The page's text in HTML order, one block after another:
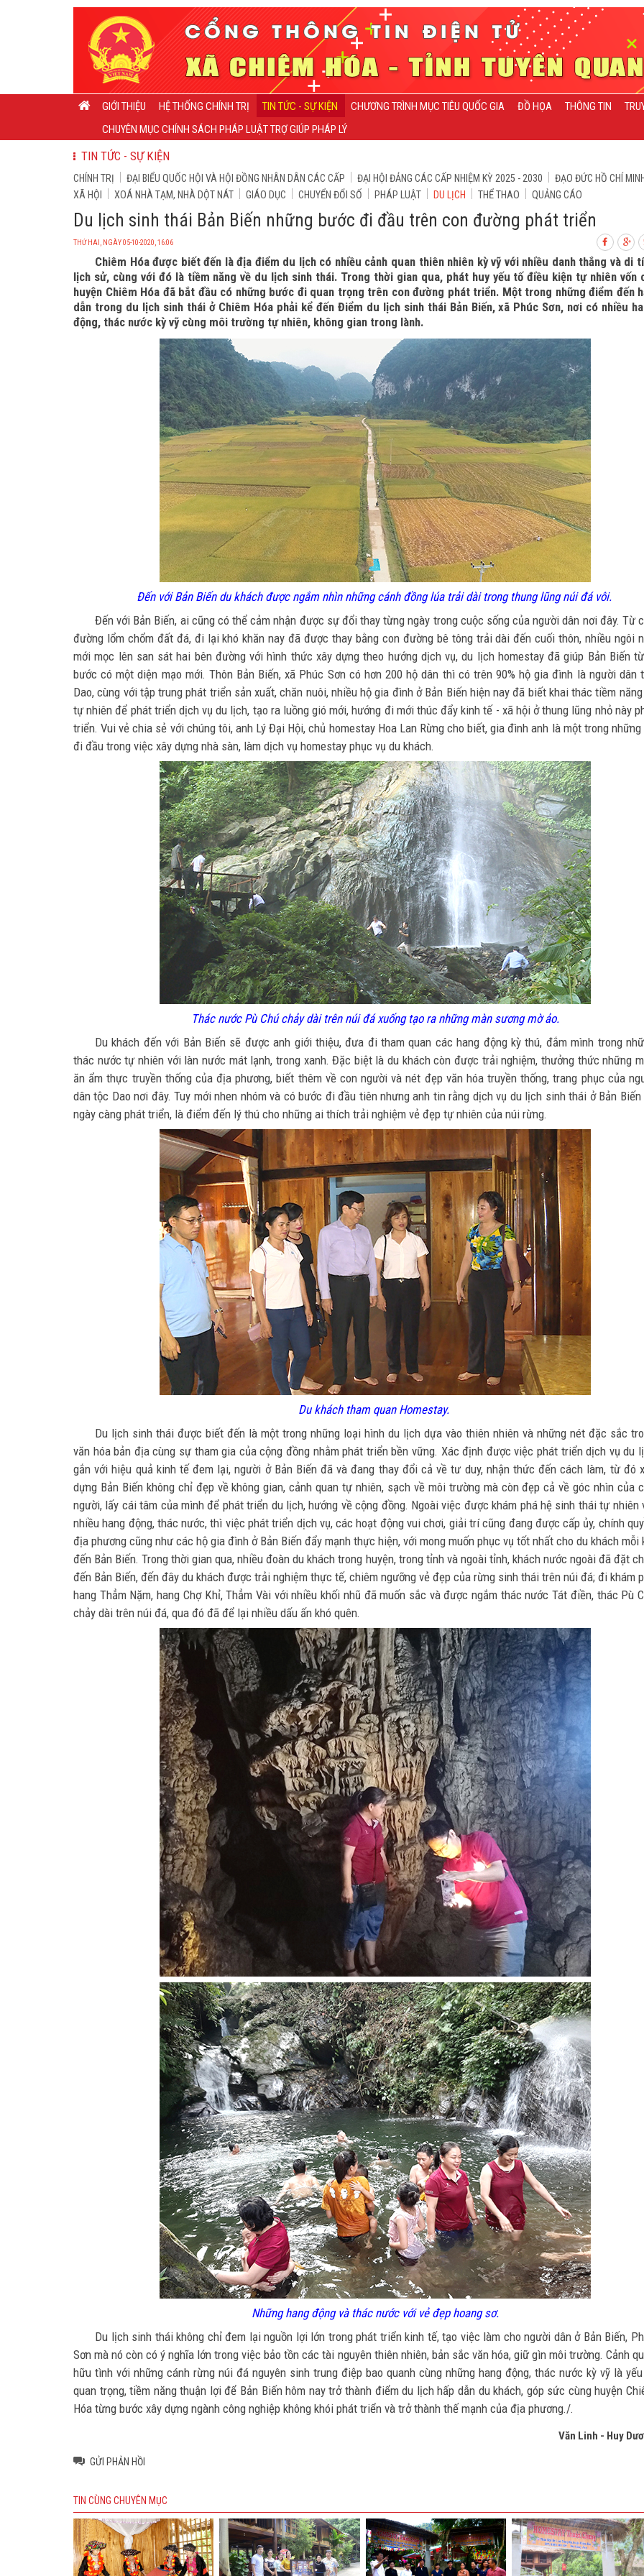
GIỚI THIỆU HỆ THỐNG CHÍNH TRỊ TIN TỨC - SỰ KIỆN CHƯƠNG TRÌNH MỤC TIÊU QUỐC GIA ĐỒ HỌA THÔNG TIN
CHUYÊN MỤC CHÍNH SÁCH PHÁP LUẬT TRỢ GIÚP PHÁP LÝ
TIN TỨC - SỰ KIỆN
CHÍNH TRỊ ĐẠI BIỂU QUỐC HỘI VÀ HỘI ĐỒNG NHÂN DÂN CÁC CẤP ĐẠI HỘI ĐẢNG CÁC CẤP NHIỆM KỲ 2025 - 2030 ĐẠO ĐỨC HỒ CHÍ MINH
XÃ HỘI
XOÁ NHÀ TẠM, NHÀ DỘT NÁT GIÁO DỤC CHUYỂN ĐỔI SỐ PHÁP LUẬT DU LỊCH THỂ THAO QUẢNG CÁO
Du lịch sinh thái Bản Biến những bước đi đầu trên con đường phát triển
THỨ HAI, NGÀY 05-10-2020, 16:06
Chiêm Hóa được biết đến là địa điểm du lịch có nhiều cảnh quan thiên nhiên kỳ vỹ với nhiều danh thắng và di
lịch sử, cùng với đó là tiềm năng về du lịch sinh thái. Trong thời gian qua, phát huy yếu tố điều kiện tự nhiên vốn
huyện Chiêm Hóa đã bắt đầu có những bước đi quan trọng trên con đường phát triển. Một trong những điểm đến
dẫn trong du lịch sinh thái ở Chiêm Hóa phải kể đến Điểm du lịch sinh thái Bản Biến, xã Phúc Sơn, nơi có nhiều
động, thác nước kỳ vỹ cùng môi trường tự nhiên, không gian trong lành.
Đến với Bản Biến du khách được ngắm nhìn những cánh đồng lúa trải dài trong thung lũng núi đá vôi.
Đến với Bản Biến, ai cũng có thể cảm nhận được sự đổi thay từng ngày trong cuộc sống của người dân nơi đây. Từ
đường lổm chổm đất đá, đi lại khó khăn nay đã được thay bằng con đường bê tông trải dài đến cuối thôn, nhiều ngôi
mới mọc lên san sát hai bên đường với hình thức xây dựng theo hướng dịch vụ, du lịch homestay đã giúp Bản Biến
bước có một diện mạo mới. Thôn Bản Biến, xã Phúc Sơn có hơn 200 hộ dân thì có trên 90% hộ gia đình là người dân
Dao, cùng với tập trung phát triển sản xuất, chăn nuôi, nhiều hộ gia đình ở Bản Biến hiện nay đã biết khai thác tiềm
tự nhiên để phát triển dịch vụ du lịch, tạo ra luồng gió mới, hướng đi mới thúc đẩy kinh tế - xã hội ở thung lũng nhỏ này
triển. Vui vẻ chia sẻ với chúng tôi, anh Lý Đại Hội, chủ homestay Hoa Lan Rừng cho biết, gia đình anh là một trong những
đi đầu trong việc xây dựng nhà sàn, làm dịch vụ homestay phục vụ du khách.
Thác nước Pù Chú chảy dài trên núi đá xuống tạo ra những màn sương mờ ảo.
Du khách đến với Bản Biến sẽ được anh giới thiệu, đưa đi tham quan các hang động kỳ thú, đắm mình trong
thác nước tự nhiên với làn nước mát lạnh, trong xanh. Đặc biệt là du khách còn được trải nghiệm, thưởng thức những
ăn ẩm thực truyền thống của địa phương, biết thêm về con người và nét đẹp văn hóa truyền thống, trang phục của
dân tộc Dao nơi đây. Tuy mới nhen nhóm và có bước đi đầu tiên nhưng anh tin rằng dịch vụ du lịch sinh thái ở Bản Biến
ngày càng phát triển, là điểm đến lý thú cho những ai thích trải nghiệm vẻ đẹp tự nhiên của núi rừng.
Du khách tham quan Homestay.
Du lịch sinh thái được biết đến là một trong những loại hình du lịch dựa vào thiên nhiên và những nét đặc sắc
văn hóa bản địa cùng sự tham gia của cộng đồng nhằm phát triển bền vững. Xác định được việc phát triển dịch vụ du
gắn với hiệu quả kinh tế đem lại, người ở Bản Biến đã và đang thay đổi cả về tư duy, nhận thức đến cách làm, từ đó
dựng Bản Biến không chỉ đẹp về không gian, cảnh quan tự nhiên, sạch về môi trường mà còn đẹp cả về góc nhìn của
người, lấy cái tâm của mình để phát triển du lịch, hướng về cộng đồng. Ngoài việc được khám phá hệ sinh thái tự nhiên
nhiều hang động, thác nước, thì việc phát triển dịch vụ, các hoạt động vui chơi, giải trí cũng đang được cấp ủy, chính
địa phương cũng như các hộ gia đình ở Bản Biến đẩy mạnh thực hiện, với mong muốn phục vụ tốt nhất cho du khách mỗi
đến Bản Biến. Trong thời gian qua, nhiều đoàn du khách trong huyện, trong tỉnh và ngoài tỉnh, khách nước ngoài đã đặt
đến Bản Biến, đến đây du khách được trải nghiệm thực tế, chiêm ngưỡng vẻ đẹp của rừng sinh thái trên núi đá; đi khám
hang Thẳm Nặm, hang Chợ Khỉ, Thẳm Vài với nhiều khối nhũ đã muốn sắc và được ngắm thác nước Tát điền, thác Pù
chảy dài trên núi đá, qua đó đã để lại nhiều dấu ấn khó quên.
Những hang động và thác nước với vẻ đẹp hoang sơ.
Du lịch sinh thái không chỉ đem lại nguồn lợi lớn trong phát triển kinh tế, tạo việc làm cho người dân ở Bản Biến,
Sơn mà nó còn có ý nghĩa lớn trong việc bảo tồn các tài nguyên thiên nhiên, bản sắc văn hóa, giữ gìn môi trường. Cảnh
hữu tình với những cánh rừng núi đá nguyên sinh trung điệp bao quanh cùng những hang động, thác nước kỳ vỹ là
quan trọng, tiềm năng thuận lợi để Bản Biến hôm nay trở thành điểm du lịch hấp dẫn du khách, góp sức cùng huyện
Hóa từng bước xây dựng ngành công nghiệp không khói phát triển và trở thành thế mạnh của địa phương./.
Văn Linh - Huy
GỬI PHẢN HỒI
TIN CÙNG CHUYÊN MỤC